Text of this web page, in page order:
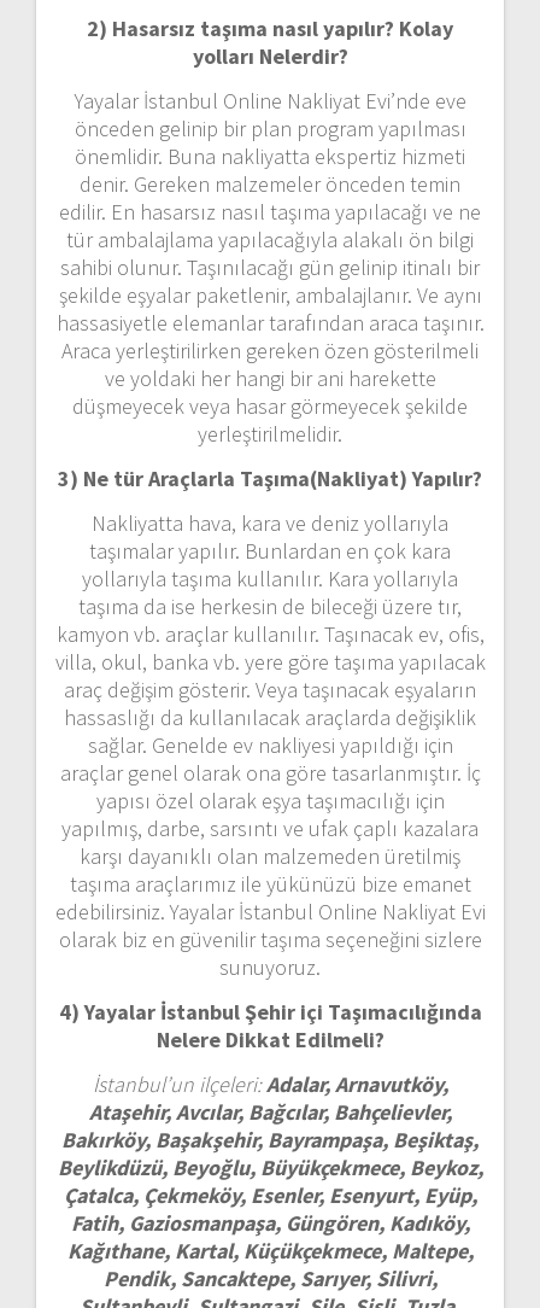
2) Hasarsız taşıma nasıl yapılır? Kolay
yolları Nelerdir?
Yayalar İstanbul Online Nakliyat Evi’nde eve
önceden gelinip bir plan program yapılması
önemlidir. Buna nakliyatta ekspertiz hizmeti
denir. Gereken malzemeler önceden temin
edilir. En hasarsız nasıl taşıma yapılacağı ve ne
tür ambalajlama yapılacağıyla alakalı ön bilgi
sahibi olunur. Taşınılacağı gün gelinip itinalı bir
şekilde eşyalar paketlenir, ambalajlanır. Ve aynı
hassasiyetle elemanlar tarafından araca taşınır.
Araca yerleştirilirken gereken özen gösterilmeli
ve yoldaki her hangi bir ani harekette
düşmeyecek veya hasar görmeyecek şekilde
yerleştirilmelidir.
3) Ne tür Araçlarla Taşıma(Nakliyat) Yapılır?
Nakliyatta hava, kara ve deniz yollarıyla
taşımalar yapılır. Bunlardan en çok kara
yollarıyla taşıma kullanılır. Kara yollarıyla
taşıma da ise herkesin de bileceği üzere tır,
kamyon vb. araçlar kullanılır. Taşınacak ev, ofis,
villa, okul, banka vb. yere göre taşıma yapılacak
araç değişim gösterir. Veya taşınacak eşyaların
hassaslığı da kullanılacak araçlarda değişiklik
sağlar. Genelde ev nakliyesi yapıldığı için
araçlar genel olarak ona göre tasarlanmıştır. İç
yapısı özel olarak eşya taşımacılığı için
yapılmış, darbe, sarsıntı ve ufak çaplı kazalara
karşı dayanıklı olan malzemeden üretilmiş
taşıma araçlarımız ile yükünüzü bize emanet
edebilirsiniz. Yayalar İstanbul Online Nakliyat Evi
olarak biz en güvenilir taşıma seçeneğini sizlere
sunuyoruz.
4) Yayalar İstanbul Şehir içi Taşımacılığında
Nelere Dikkat Edilmeli?
İstanbul’un ilçeleri:Adalar, Arnavutköy,
Ataşehir, Avcılar, Bağcılar, Bahçelievler,
Bakırköy, Başakşehir, Bayrampaşa, Beşiktaş,
Beylikdüzü, Beyoğlu, Büyükçekmece, Beykoz,
Çatalca, Çekmeköy, Esenler, Esenyurt, Eyüp,
Fatih, Gaziosmanpaşa, Güngören, Kadıköy,
Kağıthane, Kartal, Küçükçekmece, Maltepe,
Pendik, Sancaktepe, Sarıyer, Silivri,